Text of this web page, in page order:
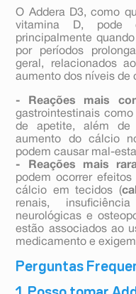
O Addera D3, como
vitamina D, pode
principalmente
por períodos
geral, relacionados
aumento dos níveis de
- Reações mais
gastrointestinais
de apetite, além de
aumento do cálcio
podem causar mal-
- Reações mais
podem ocorrer
cálcio em tecidos (
renais,
neurológicas e
estão associados ao
medicamento e
Perguntas